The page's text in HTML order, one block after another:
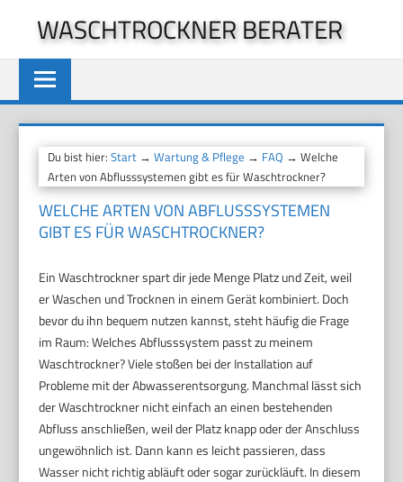
springen
WASCHTROCKNER BERATER
Du bist hier:Start →Wartung & Pflege → FAQ → Welche
Arten von Abflusssystemen gibt es für Waschtrockner?
WELCHE ARTEN VON ABFLUSSSYSTEMEN
GIBT ES FÜR WASCHTROCKNER?
Ein Waschtrockner spart dir jede Menge Platz und Zeit, weil
er Waschen und Trocknen in einem Gerät kombiniert. Doch
bevor du ihn bequem nutzen kannst, steht häufig die Frage
im Raum: Welches Abflusssystem passt zu meinem
Waschtrockner? Viele stoßen bei der Installation auf
Probleme mit der Abwasserentsorgung. Manchmal lässt sich
der Waschtrockner nicht einfach an einen bestehenden
Abfluss anschließen, weil der Platz knapp oder der Anschluss
ungewöhnlich ist. Dann kann es leicht passieren, dass
Wasser nicht richtig abläuft oder sogar zurückläuft. In diesem